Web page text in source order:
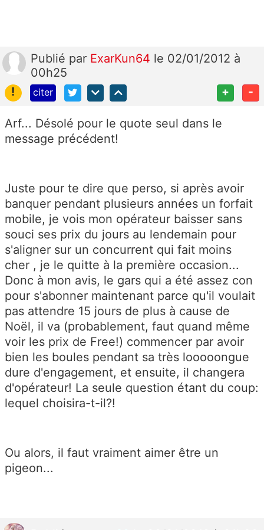
Publié par ExarKun64 le 02/01/2012 à
00h25
!
citer + -
Arf... Désolé pour le quote seul dans le
message précédent!
Juste pour te dire que perso, si après avoir
banquer pendant plusieurs années un forfait
mobile, je vois mon opérateur baisser sans
souci ses prix du jours au lendemain pour
s'aligner sur un concurrent qui fait moins
cher , je le quitte à la première occasion...
Donc à mon avis, le gars qui a été assez con
pour s'abonner maintenant parce qu'il voulait
pas attendre 15 jours de plus à cause de
Noël, il va (probablement, faut quand même
voir les prix de Free!) commencer par avoir
bien les boules pendant sa très looooongue
dure d'engagement, et ensuite, il changera
d'opérateur! La seule question étant du coup:
lequel choisira-t-il?!
Ou alors, il faut vraiment aimer être un
pigeon...